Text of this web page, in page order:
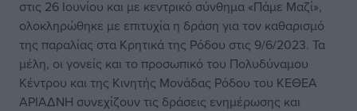
στις 26 Ιουνίου και με κεντρικό σύνθημα «Πάμε Μαζί»,
ολοκληρώθηκε με επιτυχία η δράση για τον καθαρισμό
της παραλίας στα Κρητικά της Ρόδου στις 9/6/2023. Τα
μέλη, οι γονείς και το προσωπικό του Πολυδύναμου
Κέντρου και της Κινητής Μονάδας Ρόδου του ΚΕΘΕΑ
ΑΡΙΑΔΝΗ συνεχίζουν τις δράσεις ενημέρωσης και